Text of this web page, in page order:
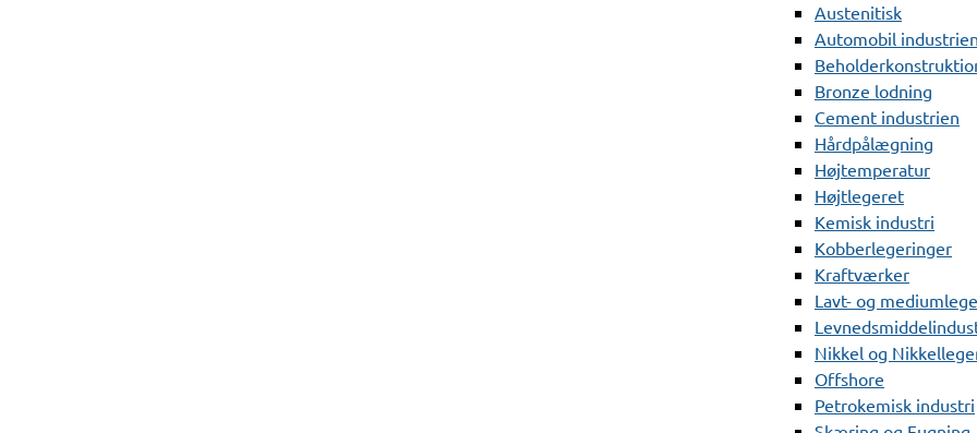
Austenitisk
Automobil industrien
Bronze lodning
Cement industrien
Hårdpålægning
Højtemperatur
Højtlegeret
Kemisk industri
Kobberlegeringer
Kraftværker
Lavt- og
Nikkel og
Offshore
Petrokemisk industri